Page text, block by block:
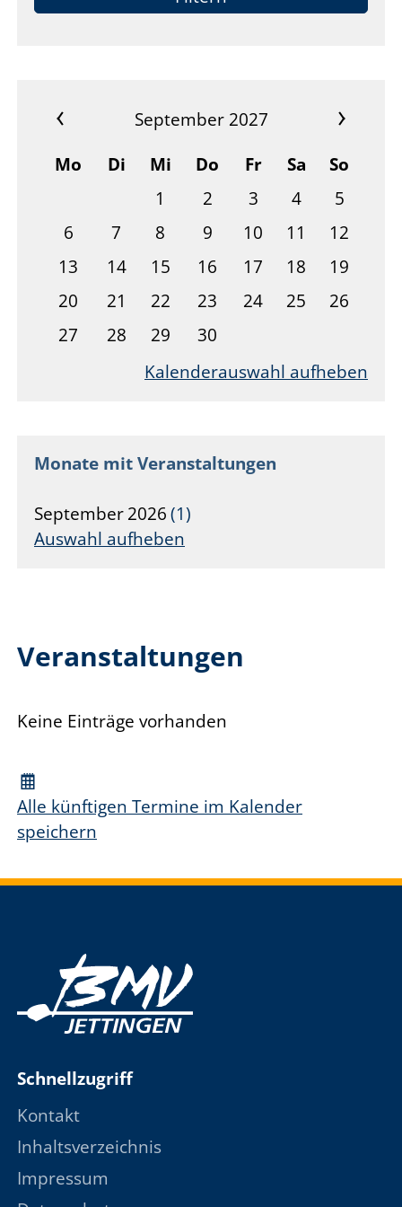
September 2027
Mo
Di Mi Do Fr Sa
So
1
2 3 4
5
6
7 8 9 10 11
12
13
14 15 16 17 18
19
20
21 22 23 24 25
26
27
28 29
30
Kalenderauswahl aufheben
Monate mit Veranstaltungen
September2026 1
Auswahl aufheben
Veranstaltungen
Keine Einträge vorhanden
Alle künftigen Termine im Kalender
speichern
Schnellzugriff
Kontakt
Inhaltsverzeichnis
Impressum